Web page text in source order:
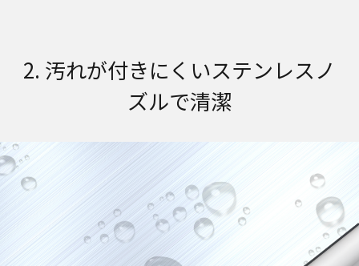
2. 汚れが付きにくいステンレスノ
ズルで清潔